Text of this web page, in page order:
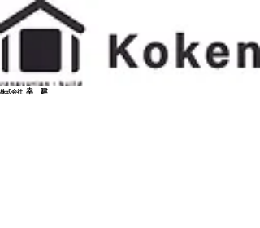
株式会社 幸 建